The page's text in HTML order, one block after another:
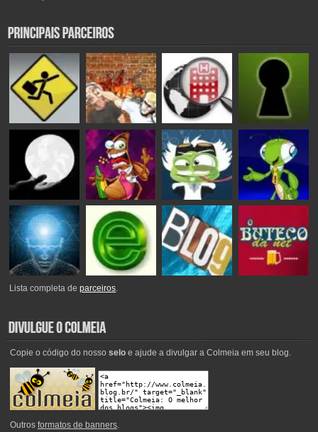
Lista completa deparceiros.
Copie o código do nosso seloe ajude a divulgar a Colmeia em seu blog.
Outros formatos de banners.